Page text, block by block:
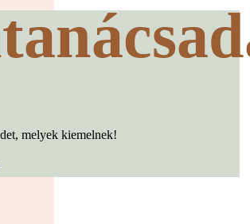
melyek kiemelnek!